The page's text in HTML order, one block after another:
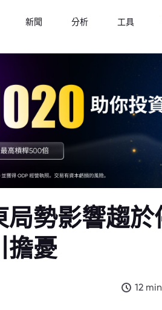
新聞 分析 工具
勢影響趨於
擔憂
12